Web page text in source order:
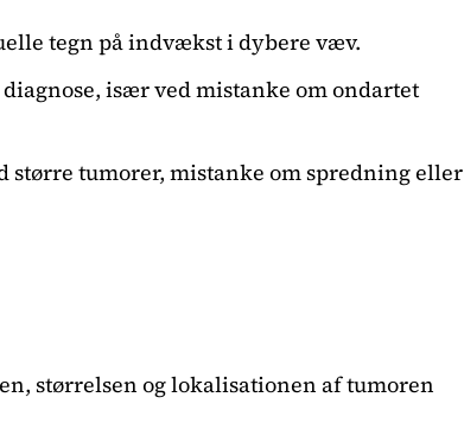
tegn på indvækst i dybere væv.
især ved mistanke om ondartet
større tumorer, mistanke om spredning eller
størrelsen og lokalisationen af tumoren